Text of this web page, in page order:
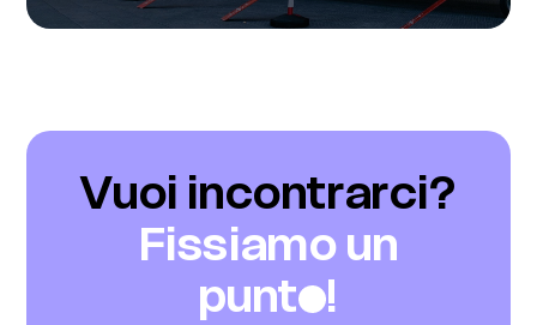
Vuoi incontrarci?
Fissiamo un
punt !